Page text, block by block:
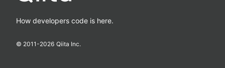
How developers code is here.
© 2011-2026 Qiita Inc.